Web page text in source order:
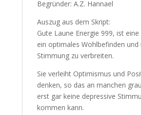
Begründer: A.Z. Hannael
Auszug aus dem Skript:
Gute Laune Energie 999, ist eine
ein optimales Wohlbefinden und
Stimmung zu verbreiten.
Sie verleiht Optimismus und
denken, so das an manchen
erst gar keine depressive
kommen kann.